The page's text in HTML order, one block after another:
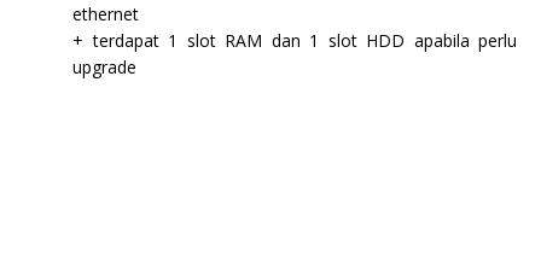
ethernet
+ terdapat 1 slot RAM dan 1 slot HDD apabila perlu
upgrade